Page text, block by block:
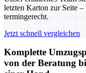
letzten Karton zur Seite –
termingerecht.
Jetzt schnell vergleichen
Komplette
von der Beratung